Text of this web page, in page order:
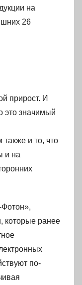
на
26
прирост. И
это значимый
и то, что
и на
которые ранее
по-